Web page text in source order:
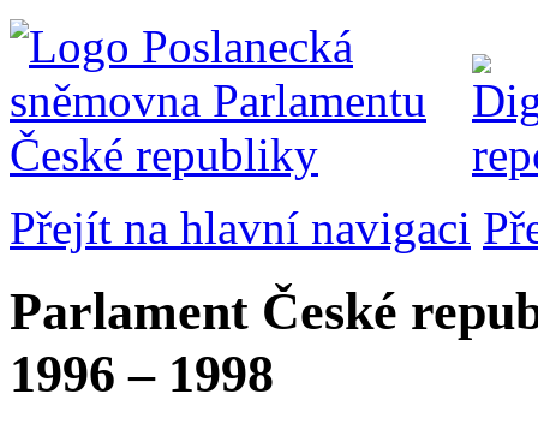
Přejít na hlavní navigaci
Parlament České
1996 – 1998